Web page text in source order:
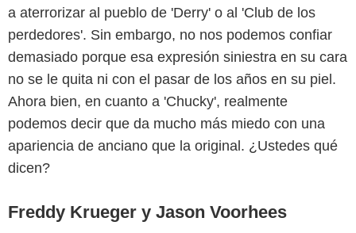
a aterrorizar al pueblo de 'Derry' o al 'Club de los
perdedores'. Sin embargo, no nos podemos confiar
demasiado porque esa expresión siniestra en su cara
no se le quita ni con el pasar de los años en su piel.
Ahora bien, en cuanto a 'Chucky', realmente
podemos decir que da mucho más miedo con una
apariencia de anciano que la original. ¿Ustedes qué
dicen?
Freddy Krueger y Jason Voorhees
@the_ai_dreams